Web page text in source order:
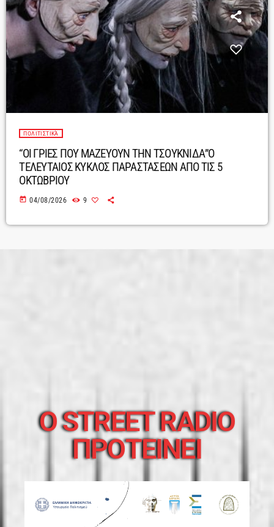
ΠΟΛΙΤΙΣΤΙΚΆ
“ΟΙ ΓΡΙΕΣ ΠΟΥ ΜΑΖΕΥΟΥΝ ΤΗΝ ΤΣΟΥΚΝΙΔΑ”Ο
ΤΕΛΕΥΤΑΙΟΣ ΚΥΚΛΟΣ ΠΑΡΑΣΤΑΣΕΩΝ ΑΠΟ ΤΙΣ 5
ΟΚΤΩΒΡΙΟΥ
today 04/08/2026 9
O STREET RADIO
ΠΡΟΤΕΙΝΕΙ